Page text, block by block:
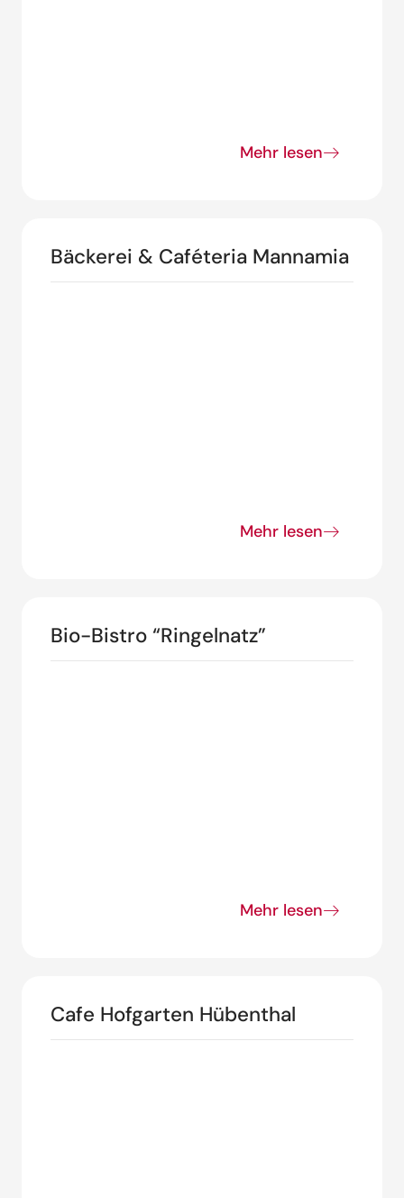
Mehr lesen
Bäckerei & Caféteria Mannamia
Mehr lesen
Bio-Bistro “Ringelnatz”
Mehr lesen
Cafe Hofgarten Hübenthal